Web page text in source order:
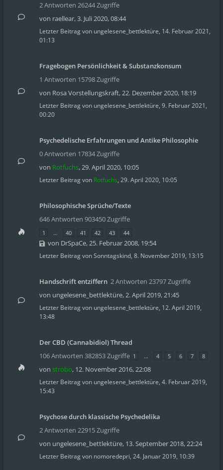
2 Antworten 26244 Zugriffe
von raellear,3. Juli 2020, 08:44
Letzter Beitrag von ungelesene_bettlektüre, 14. Februar 2021,
01:13
Fragebogen Persönlichkeit & Substanzkonsum
1 Antworten 15798 Zugriffe
von Rosa Vorstellungskraft,22. Dezember 2020, 18:19
Letzter Beitrag von ungelesene_bettlektüre, 9. Februar 2021,
00:20
Psychedelische Erfahrungen und Antike Philosophie
0 Antworten 17834 Zugriffe
von Rotfuchs,29. April 2020, 10:05
Letzter Beitrag von Rotfuchs, 29. April 2020, 10:05
Philosophische Sprüche/Texte
646 Antworten 903450 Zugriffe
1 … 40 41 42 43 44
von DrSpaCe,25. Februar 2008, 19:54
Letzter Beitrag vonSonntagskind, 8. November 2019, 13:15
Handschrift entziffern 2 Antworten 23797 Zugriffe
von ungelesene_bettlektüre,2. April 2019, 21:45
Letzter Beitrag von ungelesene_bettlektüre, 12. April 2019,
13:48
Der CBD (Cannabidiol) Thread
106 Antworten 382853 Zugriffe 1 … 4 5 6 7 8
von strobo, 12. November 2016, 22:08
Letzter Beitrag von ungelesene_bettlektüre, 4. Februar 2019,
15:43
Psychose durch klassische Psychedelika
2 Antworten 22915 Zugriffe
von ungelesene_bettlektüre, 13. September 2018, 22:24
Letzter Beitrag von nomoredepri, 24. Januar 2019, 10:39